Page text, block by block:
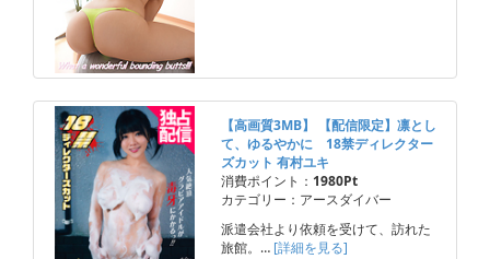
【高画質3MB】 【配信限定】凛とし
て、ゆるやかに 18禁ディレクター
ズカット 有村ユキ
消費ポイント： 1980Pt
カテゴリー：アースダイバー
派遣会社より依頼を受けて、訪れた
旅館。… [詳細を見る]